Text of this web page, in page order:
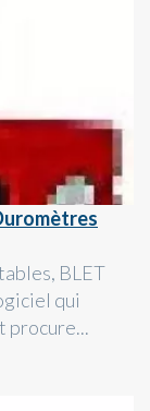
BLET
qui
procure...